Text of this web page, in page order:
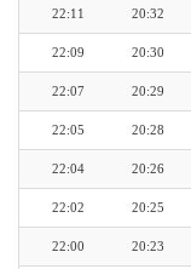
20:32
22:11
20:30
22:09
20:29
22:07
20:28
22:05
20:26
22:04
20:25
22:02
20:23
22:00